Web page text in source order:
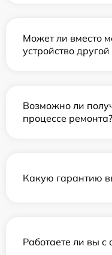
Может ли вместо
устройство
Возможно ли
процессе ремонта?
Какую гарантию
Работаете ли вы с